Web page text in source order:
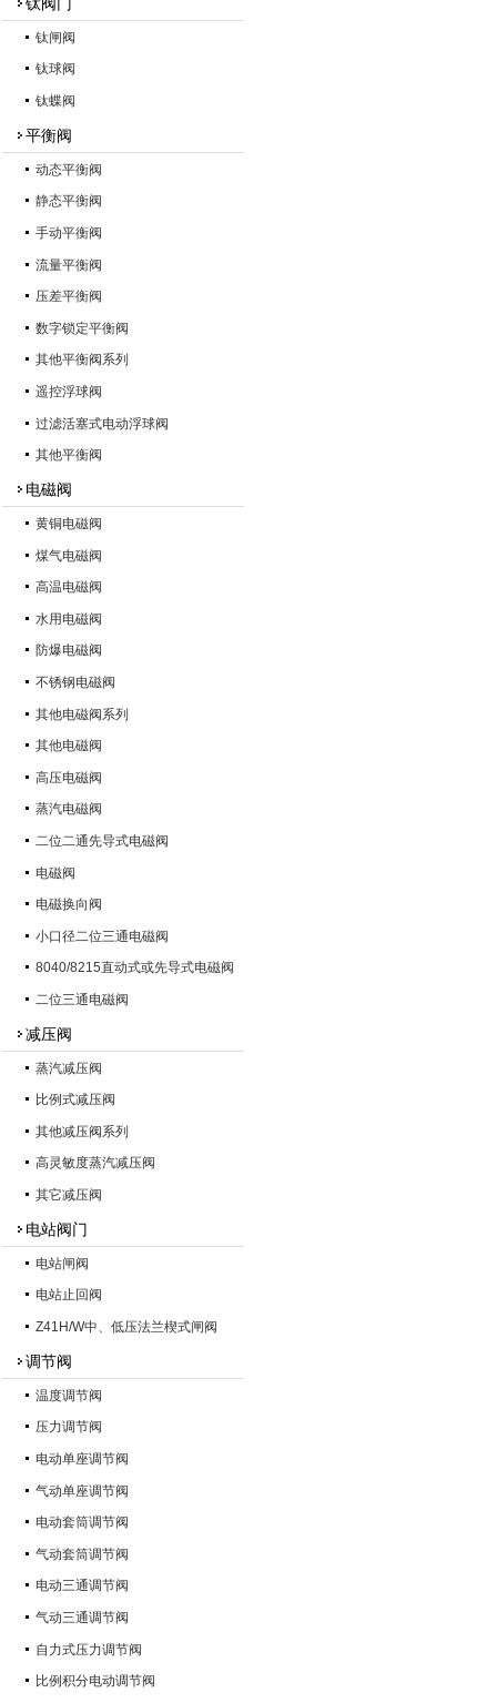
钛阀门
钛闸阀
钛球阀
钛蝶阀
平衡阀
动态平衡阀
静态平衡阀
手动平衡阀
流量平衡阀
压差平衡阀
数字锁定平衡阀
其他平衡阀系列
遥控浮球阀
过滤活塞式电动浮球阀
其他平衡阀
电磁阀
黄铜电磁阀
煤气电磁阀
高温电磁阀
水用电磁阀
防爆电磁阀
不锈钢电磁阀
其他电磁阀系列
其他电磁阀
高压电磁阀
蒸汽电磁阀
二位二通先导式电磁阀
电磁阀
电磁换向阀
小口径二位三通电磁阀
8040/8215直动式或先导式电磁阀
二位三通电磁阀
减压阀
蒸汽减压阀
比例式减压阀
其他减压阀系列
高灵敏度蒸汽减压阀
其它减压阀
电站阀门
电站闸阀
电站止回阀
Z41H/W中、低压法兰楔式闸阀
调节阀
温度调节阀
压力调节阀
电动单座调节阀
气动单座调节阀
电动套筒调节阀
气动套筒调节阀
电动三通调节阀
气动三通调节阀
自力式压力调节阀
比例积分电动调节阀